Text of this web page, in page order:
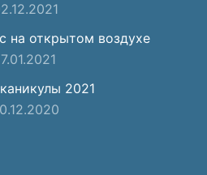
на открытом воздухе
2021